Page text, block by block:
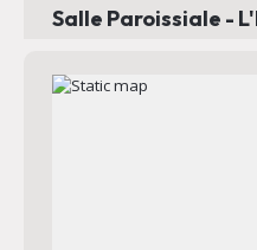
Salle Paroissiale -
Adresse : Rue Jean Bart
Email :